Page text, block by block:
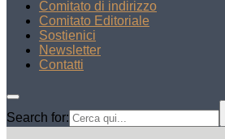
Comitato di indirizzo
Comitato Editoriale
Sostienici
Newsletter
Contatti
Search for: